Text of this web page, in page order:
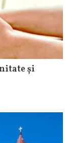
și